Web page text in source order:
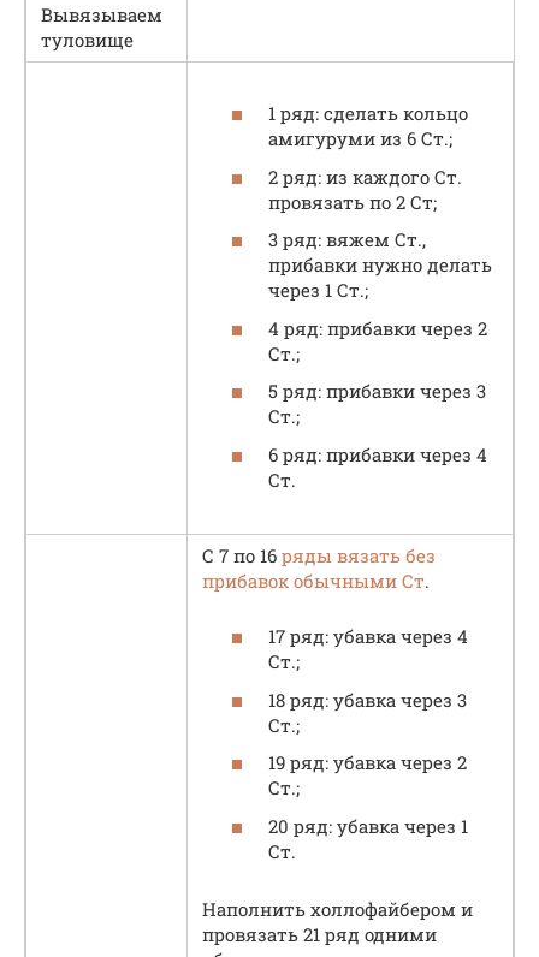
Вывязываем
туловище
1 ряд: сделать кольцо
амигуруми из 6 Ст.;
2 ряд: из каждого Ст.
провязать по 2 Ст;
3 ряд: вяжем Ст.,
прибавки нужно делать
через 1 Ст.;
4 ряд: прибавки через 2
Ст.;
5 ряд: прибавки через 3
Ст.;
6 ряд: прибавки через 4
Ст.
С 7 по 16 ряды вязать без
прибавок обычными Ст.
17 ряд: убавка через 4
Ст.;
18 ряд: убавка через 3
Ст.;
19 ряд: убавка через 2
Ст.;
20 ряд: убавка через 1
Ст.
Наполнить холлофайбером и
провязать 21 ряд одними